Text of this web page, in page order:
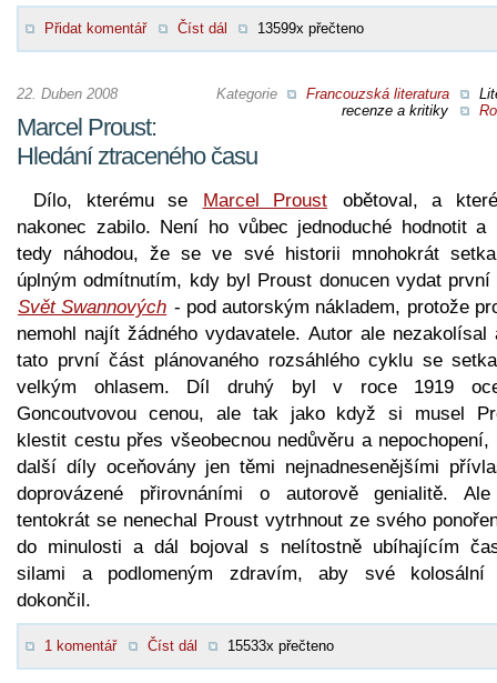
Přidat komentář Číst dál 13599x přečteno
Kategorie Francouzská literatura
recenze a kritiky
22. Duben 2008
Marcel Proust:
Hledání ztraceného času
Dílo, kterému se Marcel Proust obětoval, a
nakonec zabilo. Není ho vůbec jednoduché hodnotit a
tedy náhodou, že se ve své historii mnohokrát
úplným odmítnutím, kdy byl Proust donucen vydat
Svět Swannových - pod autorským nákladem, protože
nemohl najít žádného vydavatele. Autor ale nezakolísal
tato první část plánovaného rozsáhlého cyklu se
velkým ohlasem. Díl druhý byl v roce 1919
Goncoutvovou cenou, ale tak jako když si musel
klestit cestu přes všeobecnou nedůvěru a nepochopení,
další díly oceňovány jen těmi nejnadnesenějšími
doprovázené přirovnáními o autorově genialitě.
tentokrát se nenechal Proust vytrhnout ze svého
do minulosti a dál bojoval s nelítostně ubíhajícím
silami a podlomeným zdravím, aby své kolosální
dokončil.
1 komentář Číst dál 15533x přečteno